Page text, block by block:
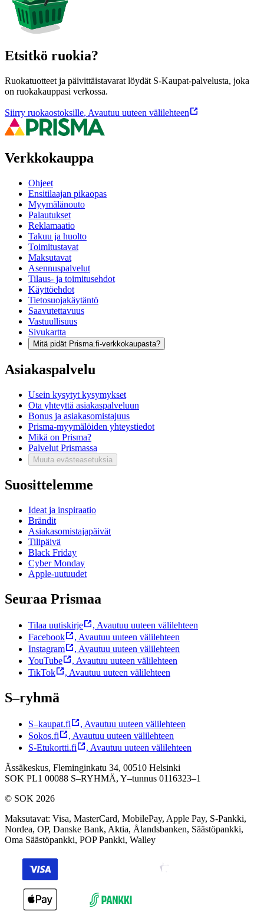
Etsitkö ruokia?
Ruokatuotteet ja päivittäistavarat löydät S-Kaupat-palvelusta, joka
on ruokakauppasi verkossa.
Siirry ruokaostoksille, Avautuu uuteen välilehteen
Verkkokauppa
Ohjeet
Ensitilaajan pikaopas
Myymälänouto
Palautukset
Reklamaatio
Takuu ja huolto
Toimitustavat
Maksutavat
Asennuspalvelut
Tilaus- ja toimitusehdot
Käyttöehdot
Tietosuojakäytäntö
Saavutettavuus
Vastuullisuus
Sivukartta
Mitä pidät Prisma.fi-verkkokaupasta?
Asiakaspalvelu
Usein kysytyt kysymykset
Ota yhteyttä asiakaspalveluun
Bonus ja asiakasomistajuus
Prisma-myymälöiden yhteystiedot
Mikä on Prisma?
Palvelut Prismassa
Muuta evästeasetuksia
Suosittelemme
Ideat ja inspiraatio
Brändit
Asiakasomistajapäivät
Tilipäivä
Black Friday
Cyber Monday
Apple-uutuudet
Seuraa Prismaa
Tilaa uutiskirje , Avautuu uuteen välilehteen
Facebook
, Avautuu uuteen välilehteen
Instagram
, Avautuu uuteen välilehteen
YouTube
, Avautuu uuteen välilehteen
TikTok
, Avautuu uuteen välilehteen
S–ryhmä
S–kaupat.fi , Avautuu uuteen välilehteen
Sokos.fi
, Avautuu uuteen välilehteen
S-Etukortti.fi
, Avautuu uuteen välilehteen
Ässäkeskus, Fleminginkatu 34, 00510 Helsinki
SOK PL1 00088 S–RYHMÄ, Y–tunnus 0116323–1
© SOK 2026
Maksutavat: Visa, MasterCard, MobilePay, Apple Pay, S-Pankki,
Nordea, OP, Danske Bank, Aktia, Ålandsbanken, Säästöpankki,
Oma Säästöpankki, POP Pankki, Walley